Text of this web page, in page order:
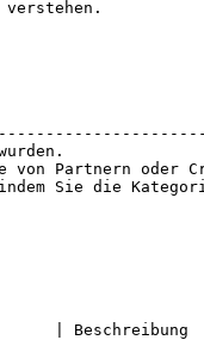
erstellt
Partnern oder
Sie die
| Beschreibung